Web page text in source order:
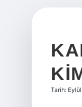
Tarih: